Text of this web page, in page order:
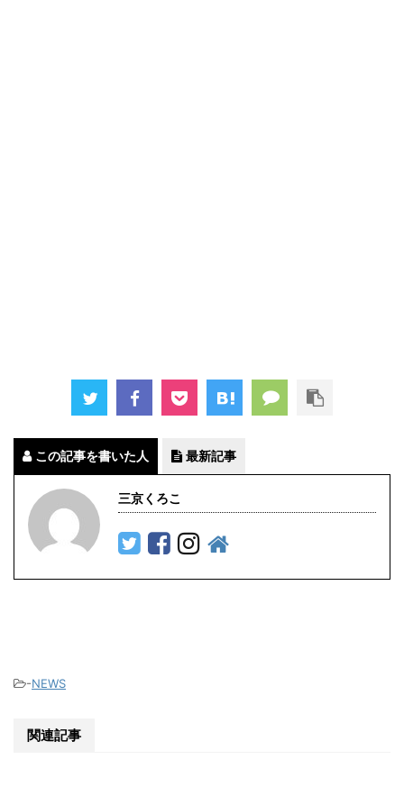
この記事を書いた人 最新記事
三京くろこ
-NEWS
関連記事